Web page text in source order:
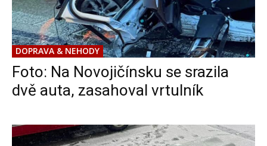
DOPRAVA & NEHODY
Foto: Na Novojičínsku se srazila
dvě auta, zasahoval vrtulník